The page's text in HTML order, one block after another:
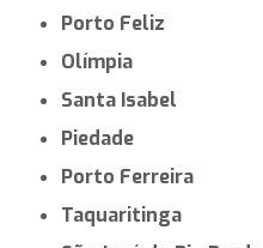
Porto Feliz
Olímpia
Santa Isabel
Piedade
Porto Ferreira
Taquaritinga